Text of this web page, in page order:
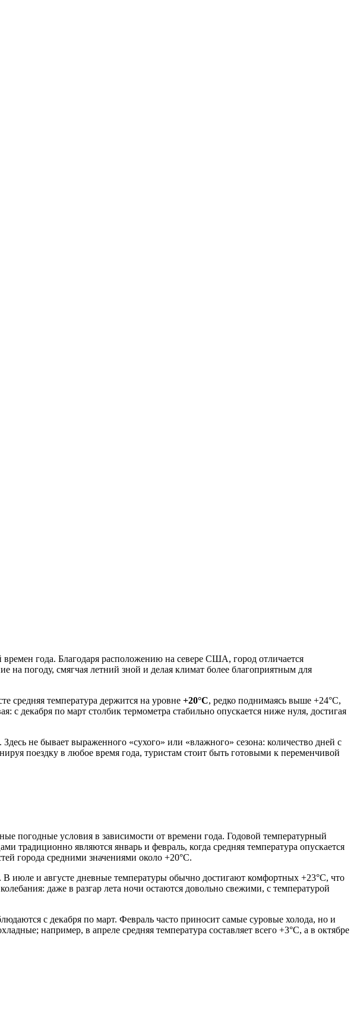
года. Благодаря расположению на севере США, город отличается
погоду, смягчая летний зной и делая климат более благоприятным для
средняя температура держится на уровне +20°C, редко поднимаясь выше +24°C,
с декабря по март столбик термометра стабильно опускается ниже нуля, достигая
не бывает выраженного «сухого» или «влажного» сезона: количество дней с
поездку в любое время года, туристам стоит быть готовыми к переменчивой
погодные условия в зависимости от времени года. Годовой температурный
являются январь и февраль, когда средняя температура опускается
города средними значениями около +20°C.
июле и августе дневные температуры обычно достигают комфортных +23°C, что
даже в разгар лета ночи остаются довольно свежими, с температурой
с декабря по март. Февраль часто приносит самые суровые холода, но и
например, в апреле средняя температура составляет всего +3°C, а в октябре